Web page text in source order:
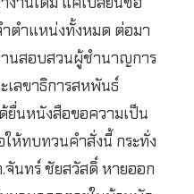
ตำแหน่งทั้งหมด ต่อมา
นสอบสวนผู้ชำนาญการ
เลขาธิการสหพันธ์
นหนังสือขอความเป็น
ให้ทบทวนคำสั่งนี้ กระทั่ง
จันทร์ ชัยสวัสดิ์ หายออก